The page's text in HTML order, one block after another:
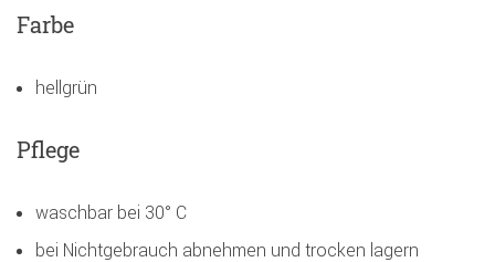
Farbe
hellgrün
Pflege
waschbar bei 30° C
bei Nichtgebrauch abnehmen und trocken lagern